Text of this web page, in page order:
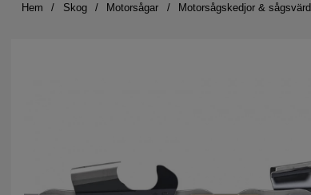
Hem Skog Motorsågar Motorsågskedjor & sågsvärd